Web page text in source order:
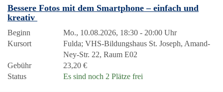
Bessere Fotos mit dem Smartphone – einfach und
kreativ
Beginn
Mo., 10.08.2026, 18:30 - 20:00 Uhr
Kursort
Fulda; VHS-Bildungshaus St. Joseph, Amand-
Ney-Str. 22, Raum E02
Gebühr
23,20 €
Status
Es sind noch 2 Plätze frei